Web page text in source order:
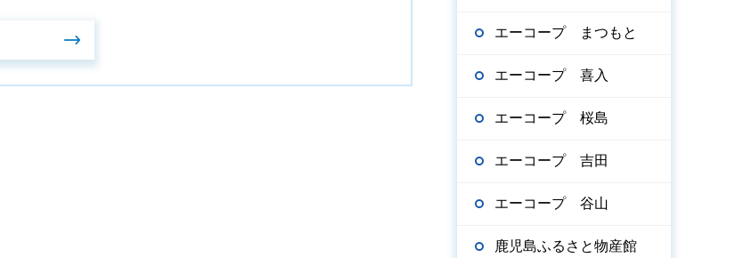
エーコープ まつもと
エーコープ 喜入
エーコープ 桜島
エーコープ 吉田
エーコープ 谷山
鹿児島ふるさと物産館